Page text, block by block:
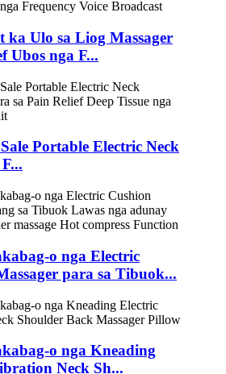
ka Ulo sa Liog Massager
Ubos nga F...
Portable Electric Neck
o nga Electric
para sa Tibuok...
o nga Kneading
Neck Sh...